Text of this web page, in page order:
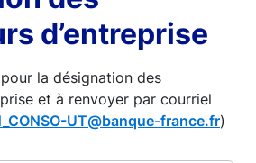
d’entreprise
la désignation des
et à renvoyer par courriel
UT@banque-france.fr)